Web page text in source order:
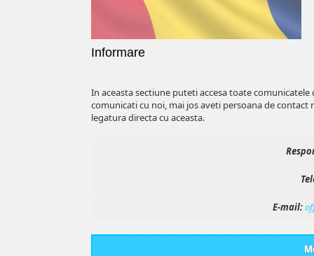
Informare
In aceasta sectiune puteti accesa toate
comunicati cu noi, mai jos aveti persoana de
legatura directa cu aceasta.
E-mail: